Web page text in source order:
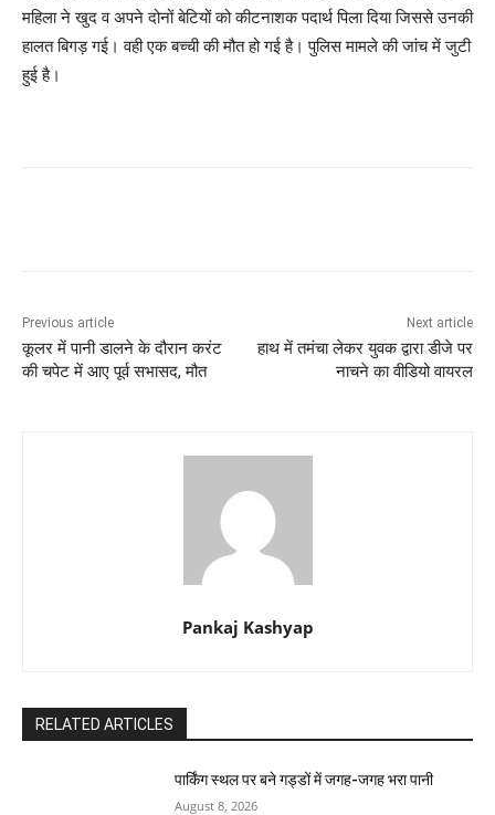
महिला ने खुद व अपने दोनों बेटियों को कीटनाशक पदार्थ पिला दिया जिससे उनकी
हालत बिगड़ गई। वही एक बच्ची की मौत हो गई है। पुलिस मामले की जांच में जुटी
हुई है।
Previous article
कूलर में पानी डालने के दौरान करंट
की चपेट में आए पूर्व सभासद, मौत
Next article
हाथ में तमंचा लेकर युवक द्वारा डीजे पर
नाचने का वीडियो वायरल
Pankaj Kashyap
RELATED ARTICLES
पार्किंग स्थल पर बने गड्डों में जगह-जगह भरा पानी
August 8, 2026